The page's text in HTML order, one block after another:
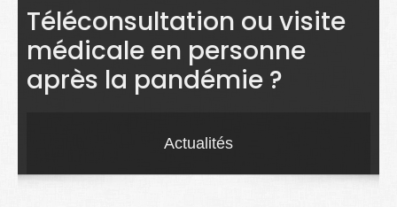
Actualités
Sciences
Maladies
Téléconsultation ou visite
médicale en personne
après la pandémie ?
Actualités